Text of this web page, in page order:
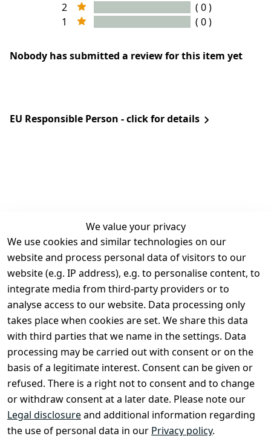
2
( 0 )
1
( 0 )
Nobody has submitted a review for this item yet
EU Responsible Person - click for details
We value your privacy
We use cookies and similar technologies on our
website and process personal data of visitors to our
website (e.g. IP address), e.g. to personalise content, to
integrate media from third-party providers or to
analyse access to our website. Data processing only
takes place when cookies are set. We share this data
with third parties that we name in the settings. Data
processing may be carried out with consent or on the
basis of a legitimate interest. Consent can be given or
refused. There is a right not to consent and to change
or withdraw consent at a later date. Please note our
Legal disclosureand additional information regarding
the use of personal data in our Privacy policy.
Legal
Terms and
Conditions
Legal
disclosure
Privacy Policy
Declaration of
accessibility
Cancellation
rights
Contact
Register